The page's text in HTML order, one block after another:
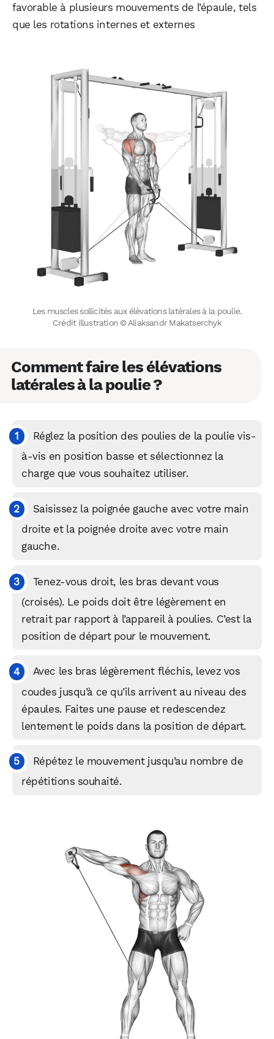
favorable à plusieurs mouvements de l’épaule, tels
que les rotations internes et externes
Les muscles sollicités aux élévations latérales à la poulie.
Crédit illustration © Aliaksandr Makatserchyk
Comment faire les élévations
latérales à la poulie ?
Réglez la position des poulies de la poulie vis-
à-vis en position basse et sélectionnez la
charge que vous souhaitez utiliser.
Saisissez la poignée gauche avec votre main
droite et la poignée droite avec votre main
gauche.
Tenez-vous droit, les bras devant vous
(croisés). Le poids doit être légèrement en
retrait par rapport à l’appareil à poulies. C’est la
position de départ pour le mouvement.
Avec les bras légèrement fléchis, levez vos
coudes jusqu’à ce qu’ils arrivent au niveau des
épaules. Faites une pause et redescendez
lentement le poids dans la position de départ.
Répétez le mouvement jusqu’au nombre de
répétitions souhaité.